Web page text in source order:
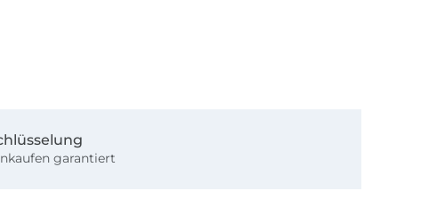
garantiert